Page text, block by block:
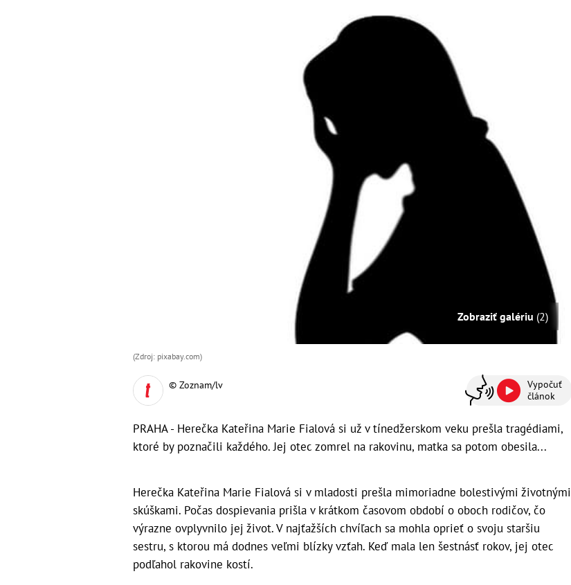
Zobraziť galériu (2)
(Zdroj: pixabay.com)
© Zoznam/lv
Vypočuť
článok
PRAHA - Herečka Kateřina Marie Fialová si už v tínedžerskom veku prešla tragédiami,
ktoré by poznačili každého. Jej otec zomrel na rakovinu, matka sa potom obesila...
Herečka Kateřina Marie Fialová si v mladosti prešla mimoriadne bolestivými životnými
skúškami. Počas dospievania prišla v krátkom časovom období o oboch rodičov, čo
výrazne ovplyvnilo jej život. V najťažších chvíľach sa mohla oprieť o svoju staršiu
sestru, s ktorou má dodnes veľmi blízky vzťah. Keď mala len šestnásť rokov, jej otec
podľahol rakovine kostí.